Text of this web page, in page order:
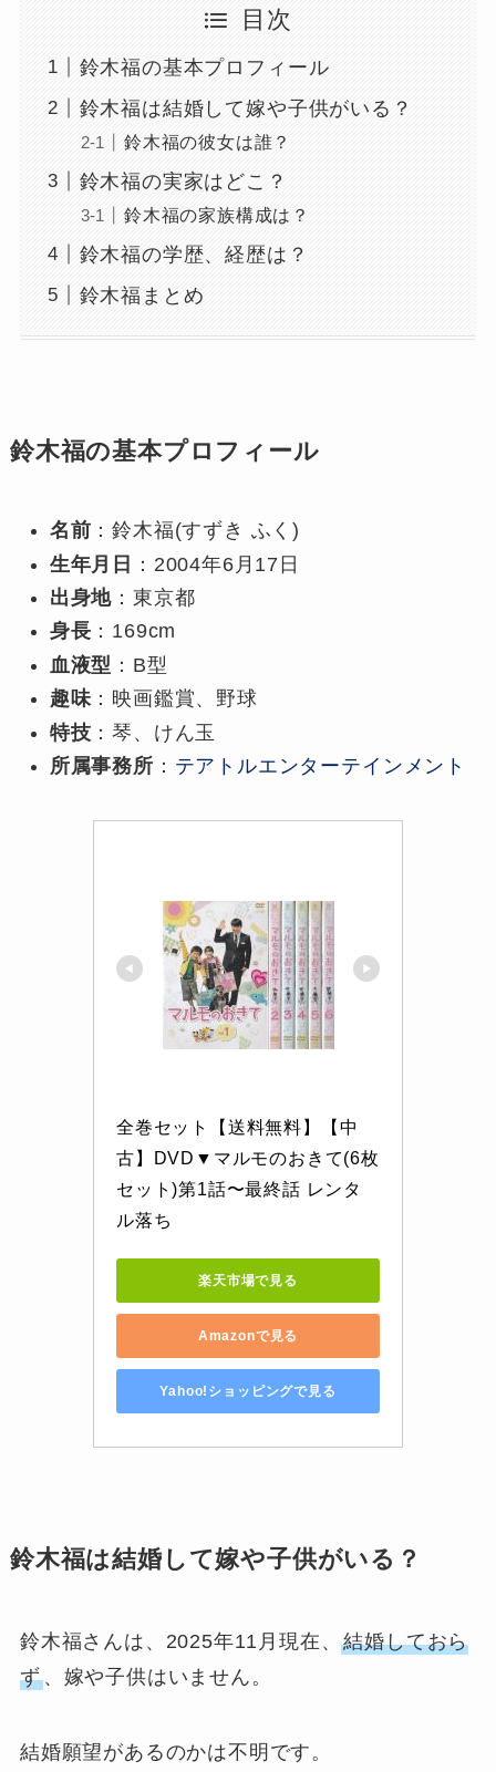
目次
鈴木福の基本プロフィール
鈴木福は結婚して嫁や子供がいる？
鈴木福の彼女は誰？
鈴木福の実家はどこ？
鈴木福の家族構成は？
鈴木福の学歴、経歴は？
鈴木福まとめ
鈴木福の基本プロフィール
名前 ：鈴木福(すずき ふく)
生年月日
：2004年6月17日
出身地 ：東京都
身長 ：169cm
血液型 ：B型
趣味：映画鑑賞、野球
特技 ：琴、けん玉
所属事務所 ： テアトルエンターテインメント
全巻セット【送料無料】【中
古】DVD▼マルモのおきて(6枚
セット)第1話〜最終話 レンタ
ル落ち
楽天市場で見る
Amazonで見る
Yahoo!ショッピングで見る
鈴木福は結婚して嫁や子供がいる？
鈴木福さんは、2025年11月現在、結婚しておら
ず、嫁や子供はいません。
結婚願望があるのかは不明です。